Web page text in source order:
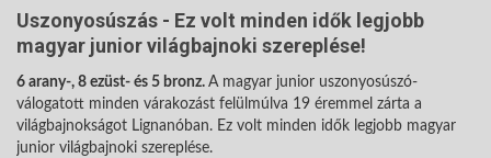
Uszonyosúszás - Ez volt minden idők legjobb
magyar junior világbajnoki szereplése!
6 arany-, 8 ezüst- és 5 bronz. A magyar junior uszonyosúszó-
válogatott minden várakozást felülmúlva 19 éremmel zárta a
világbajnokságot Lignanóban. Ez volt minden idők legjobb magyar
junior világbajnoki szereplése.